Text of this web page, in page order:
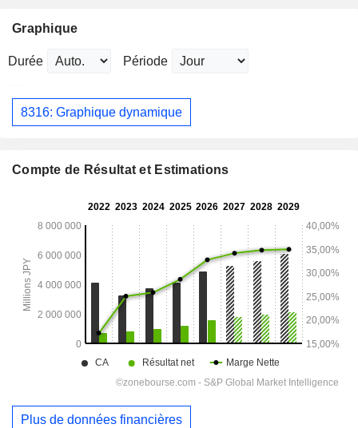
Graphique
Durée Période
8316: Graphique dynamique
Compte de Résultat et Estimations
Plus de données financières